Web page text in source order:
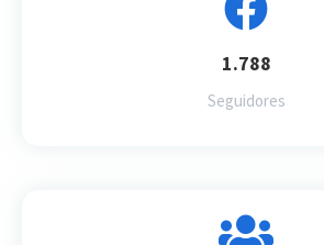
1.788
Seguidores